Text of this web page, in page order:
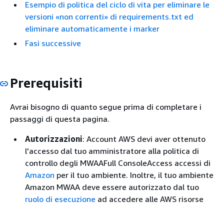
Esempio di politica del ciclo di vita per eliminare le
versioni «non correnti» di requirements.txt ed
eliminare automaticamente i marker
Fasi successive
Prerequisiti
Avrai bisogno di quanto segue prima di completare i
passaggi di questa pagina.
Autorizzazioni: Account AWS devi aver ottenuto
l'accesso dal tuo amministratore alla politica di
controllo degli MWAAFull ConsoleAccess accessi di
Amazon per il tuo ambiente. Inoltre, il tuo ambiente
Amazon MWAA deve essere autorizzato dal tuo
ruolo di esecuzione ad accedere alle AWS risorse